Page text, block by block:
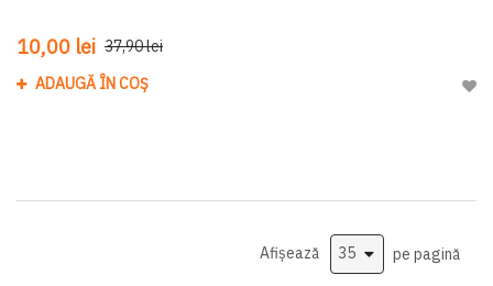
10,00 lei 37,90 lei
ADAUGĂ ÎN COȘ
Afișează pe pagină